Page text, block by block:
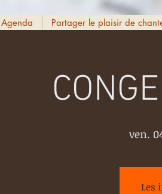
Agenda Partager le plaisir de
ven.
Les